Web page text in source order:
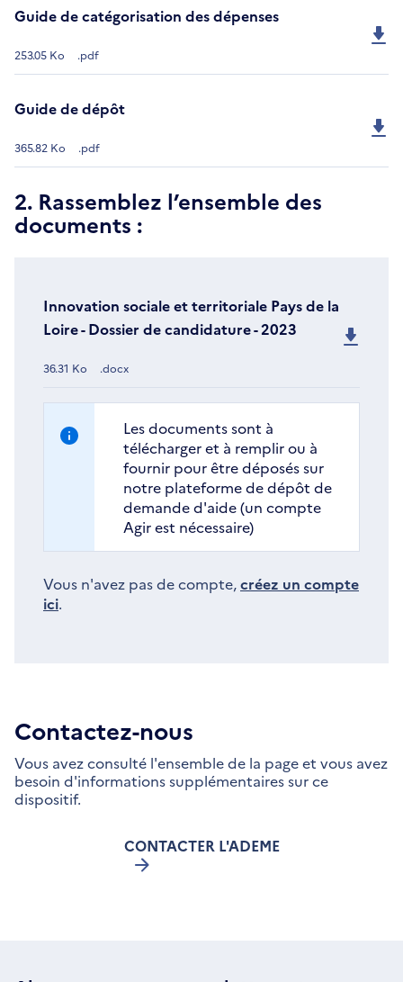
Guide de catégorisation des dépenses
253.05 Ko .pdf
Guide de dépôt
365.82 Ko .pdf
2. Rassemblez l’ensemble des
documents :
Innovation sociale et territoriale Pays de la
Loire - Dossier de candidature - 2023
36.31 Ko .docx
Les documents sont à
télécharger et à remplir ou à
fournir pour être déposés sur
notre plateforme de dépôt de
demande d'aide (un compte
Agir est nécessaire)
Vous n'avez pas de compte,créez un compte
ici.
Contactez-nous
Vous avez consulté l'ensemble de la page et vous avez
besoin d'informations supplémentaires sur ce
dispositif.
CONTACTER L'ADEME